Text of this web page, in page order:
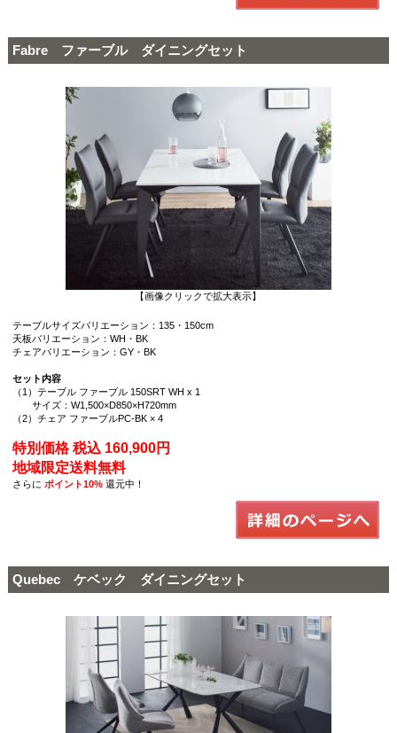
Fabre ファーブル ダイニングセット
【画像クリックで拡大表示】
テーブルサイズバリエーション：135・150cm
天板バリエーション：WH・BK
チェアバリエーション：GY・BK
セット内容
（1）テーブル ファーブル 150SRT WH x 1
サイズ：W1,500×D850×H720mm
（2）チェア ファーブルPC-BK × 4
特別価格 税込 160,900円
地域限定送料無料
さらに ポイント10%還元中！
Quebec ケベック ダイニングセット